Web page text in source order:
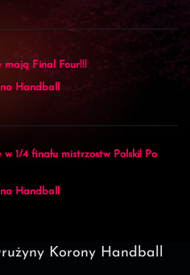
mają Final Four!!!
Handball
w 1/4 finału mistrzostw Polski! Po
Handball
Korony Handball